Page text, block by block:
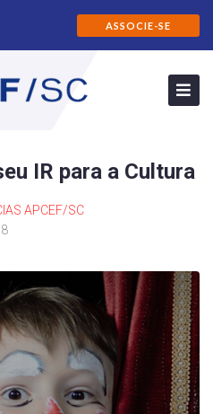
ASSOCIE-SE
IR para a Cultura
APCEF/SC